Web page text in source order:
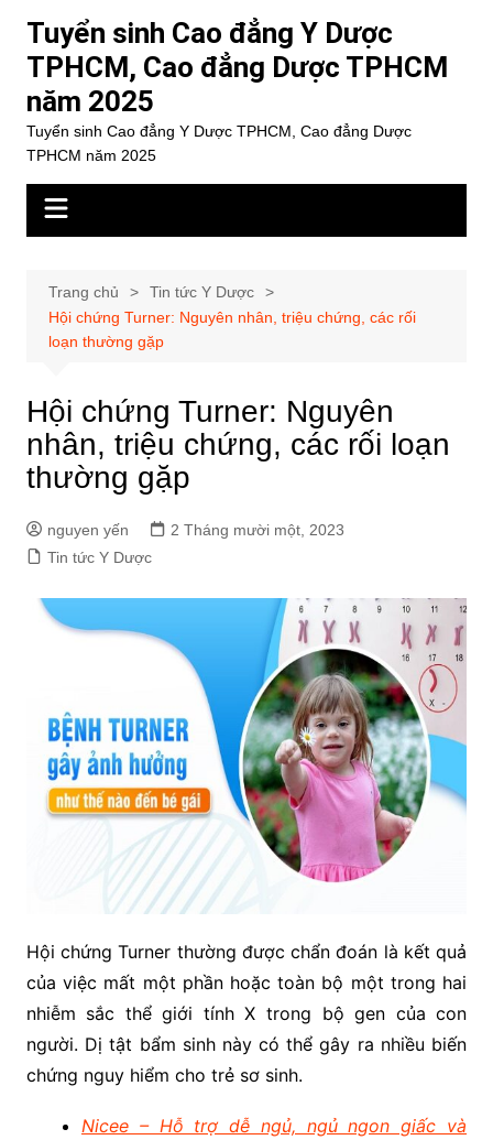
dung
Tuyển sinh Cao đẳng Y Dược
TPHCM, Cao đẳng Dược TPHCM
năm 2025
Tuyển sinh Cao đẳng Y Dược TPHCM, Cao đẳng Dược
TPHCM năm 2025
Trang chủ
Tin tức Y Dược
Hội chứng Turner: Nguyên nhân, triệu chứng, các rối
loạn thường gặp
Hội chứng Turner: Nguyên
nhân, triệu chứng, các rối loạn
thường gặp
nguyen yến
2 Tháng mười một, 2023
Tin tức Y Dược
Hội chứng Turner thường được chẩn đoán là kết quả
của việc mất một phần hoặc toàn bộ một trong hai
nhiễm sắc thể giới tính X trong bộ gen của con
người. Dị tật bẩm sinh này có thể gây ra nhiều biến
chứng nguy hiểm cho trẻ sơ sinh.
Nicee – Hỗ trợ dễ ngủ, ngủ ngon giấc và